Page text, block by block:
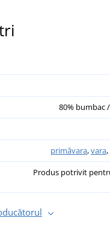
80% bumbac
primăvara,vara,
Produs potrivit